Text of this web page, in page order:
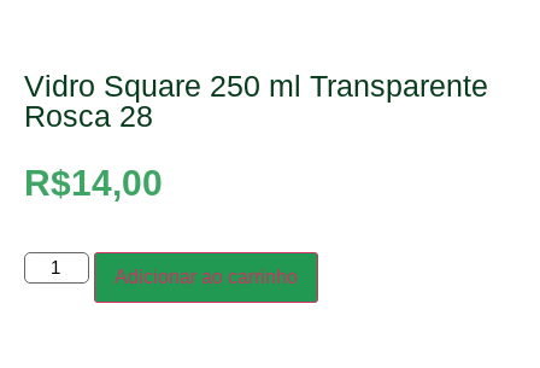
Vidro Square 250 ml Transparente
Rosca 28
R$14,00
Adicionar ao carrinho